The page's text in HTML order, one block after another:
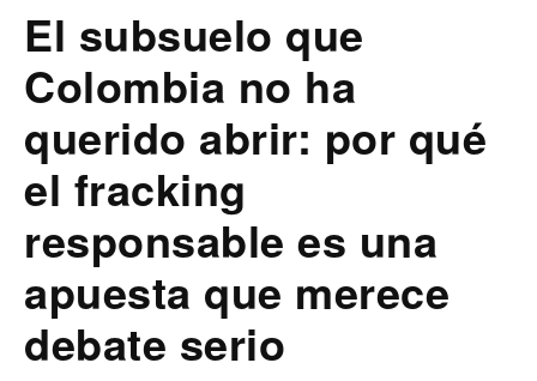
El subsuelo que
Colombia no ha
querido abrir: por qué
el fracking
responsable es una
apuesta que merece
debate serio